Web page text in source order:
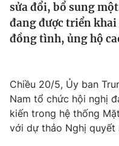
Thế giới
Tin tức
Câu chuyện quốc tế
Kinh tế
Thị trường
Góc doanh nghiệp
Dữ liệu và đời sống
Truyền hình
sửa đổi, bổ sung
đang được triển
đồng tình, ủng hộ
Chiều 20/5, Ủy ban
Nam tổ chức hội nghị
kiến trong hệ thống
với dự thảo Nghị quyết